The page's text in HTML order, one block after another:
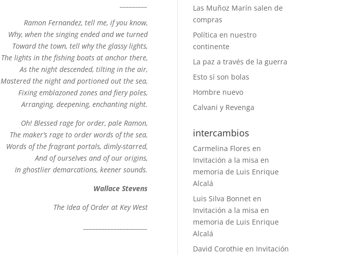
Ramon Fernandez, tell me, if you know,
Why, when the singing ended and we turned
Toward the town, tell why the glassy lights,
The lights in the fishing boats at anchor there,
As the night descended, tilting in the air,
Mastered the night and portioned out the sea,
Fixing emblazoned zones and fiery poles,
Arranging, deepening, enchanting night.
Oh! Blessed rage for order, pale Ramon,
The maker’s rage to order words of the sea,
Words of the fragrant portals, dimly-starred,
And of ourselves and of our origins,
In ghostlier demarcations, keener sounds.
Wallace Stevens
The Idea of Order at Key West
Las Muñoz Marín salen de
compras
Política en nuestro
continente
La paz a través de la guerra
Esto sí son bolas
Hombre nuevo
Calvani y Revenga
intercambios
Carmelina Flores en
Invitación a la misa en
memoria de Luis Enrique
Alcalá
Luis Silva Bonnet en
Invitación a la misa en
memoria de Luis Enrique
Alcalá
David Corothie en Invitación